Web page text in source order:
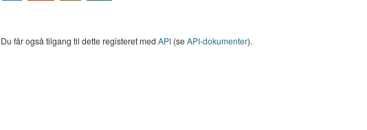
Du får også tilgang til dette registeret med API(seAPI-dokumenter).